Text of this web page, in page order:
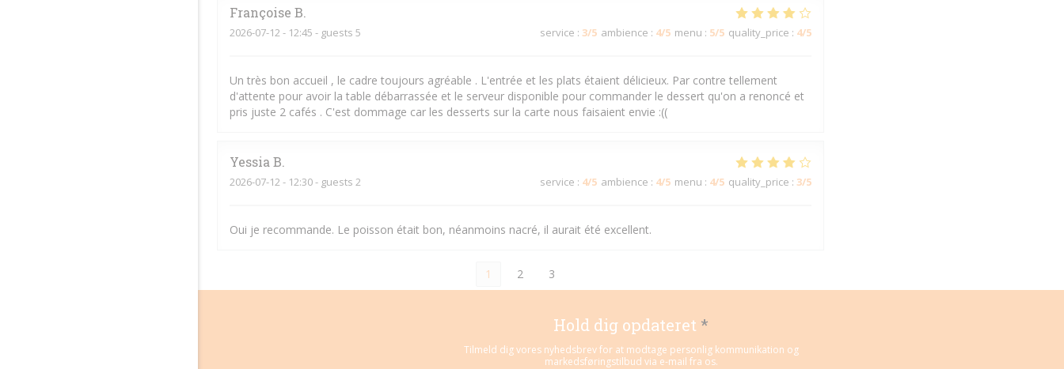
Françoise B
2026-07-12 - 12:45 - guests 5 service : 3/5 ambience : 4/5 menu : 5/5 quality_price : 4/5
Un très bon accueil , le cadre toujours agréable . L'entrée et les plats étaient délicieux. Par contre tellement
d'attente pour avoir la table débarrassée et le serveur disponible pour commander le dessert qu'on a renoncé et
pris juste 2 cafés . C'est dommage car les desserts sur la carte nous faisaient envie :((
Yessia B
2026-07-12 - 12:30 - guests 2 service : 4/5 ambience : 4/5 menu : 4/5 quality_price : 3/5
Oui je recommande. Le poisson était bon, néanmoins nacré, il aurait été excellent.
1 2 3
Hold dig opdateret *
Tilmeld dig vores nyhedsbrev for at modtage personlig kommunikation og
markedsføringstilbud via e-mail fra os.